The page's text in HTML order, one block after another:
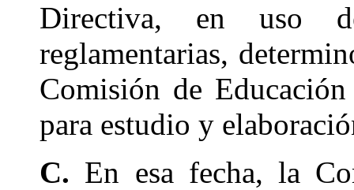
Directiva, en uso
reglamentarias,
Comisión de
para estudio y
C. En esa fecha, la